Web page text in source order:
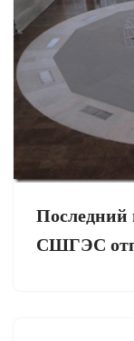
Последний
СШГЭС